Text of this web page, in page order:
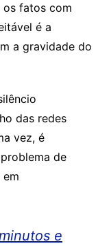
os fatos com
é a
a gravidade do
das redes
vez, é
de
e